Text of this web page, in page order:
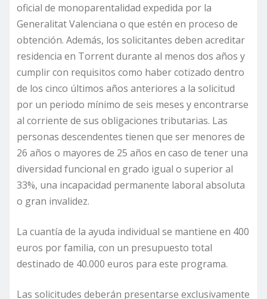
oficial de monoparentalidad expedida por la
Generalitat Valenciana o que estén en proceso de
obtención. Además, los solicitantes deben acreditar
residencia en Torrent durante al menos dos años y
cumplir con requisitos como haber cotizado dentro
de los cinco últimos años anteriores a la solicitud
por un periodo mínimo de seis meses y encontrarse
al corriente de sus obligaciones tributarias. Las
personas descendentes tienen que ser menores de
26 años o mayores de 25 años en caso de tener una
diversidad funcional en grado igual o superior al
33%, una incapacidad permanente laboral absoluta
o gran invalidez.
La cuantía de la ayuda individual se mantiene en 400
euros por familia, con un presupuesto total
destinado de 40.000 euros para este programa.
Las solicitudes deberán presentarse exclusivamente